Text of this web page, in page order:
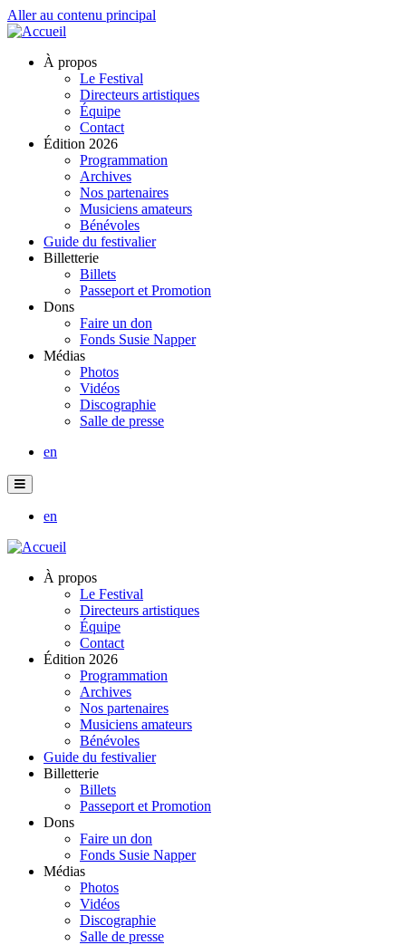
Aller au contenu principal
À propos
Le Festival
Directeurs artistiques
Équipe
Contact
Édition 2026
Programmation
Archives
Nos partenaires
Musiciens amateurs
Bénévoles
Guide du festivalier
Billetterie
Billets
Passeport et Promotion
Dons
Faire un don
Fonds Susie Napper
Médias
Photos
Vidéos
Discographie
Salle de presse
en
en
À propos
Le Festival
Directeurs artistiques
Équipe
Contact
Édition 2026
Programmation
Archives
Nos partenaires
Musiciens amateurs
Bénévoles
Guide du festivalier
Billetterie
Billets
Passeport et Promotion
Dons
Faire un don
Fonds Susie Napper
Médias
Photos
Vidéos
Discographie
Salle de presse